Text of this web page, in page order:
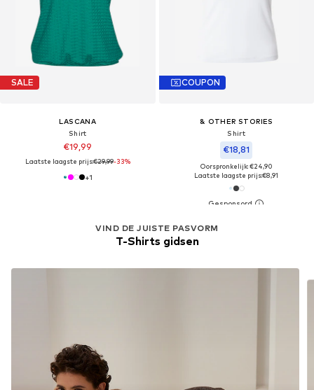
SALE
LASCANA
Shirt
€19,99
Laatste laagste prijs:€29,99-33%
+1
COUPON
& OTHER STORIES
Shirt
€18,81
Oorspronkelijk: €24,90
Laatste laagste prijs:€8,91
VIND DE JUISTE PASVORM
T-Shirts gidsen